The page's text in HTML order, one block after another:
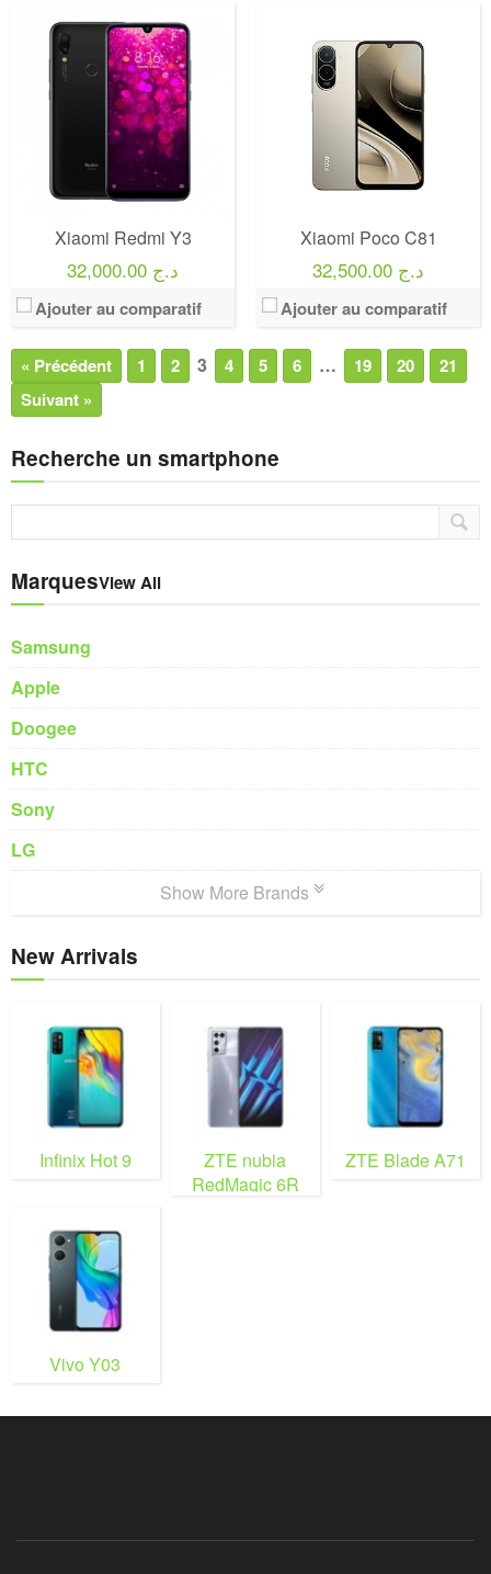
Xiaomi Redmi Y3
32,000.00 د.ج
Ajouter au comparatif
Xiaomi Poco C81
32,500.00 د.ج
Ajouter au comparatif
« Précédent 1 2 3 4 5 6 … 19 20
21
Suivant »
Recherche un smartphone
MarquesView All
Samsung
Apple
Doogee
HTC
Sony
LG
Show More Brands
New Arrivals
Infinix Hot 9
ZTE nubia
RedMagic 6R
ZTE Blade A71
Vivo Y03